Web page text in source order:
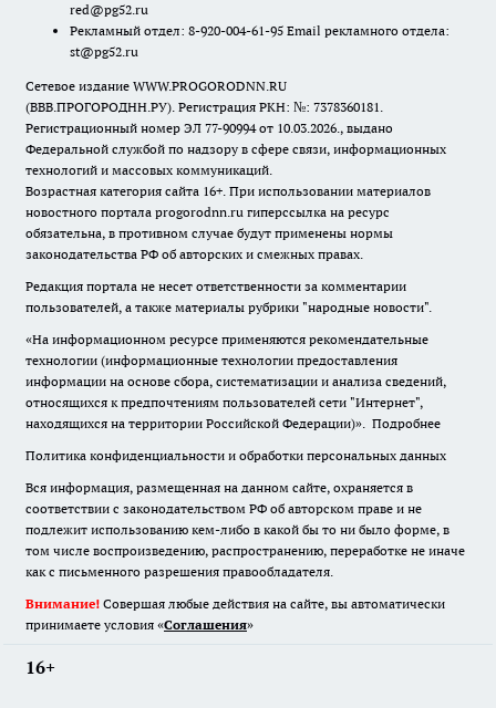
red@pg52.ru
Рекламный отдел: 8-920-004-61-95 Email рекламного отдела:
st@pg52.ru
Сетевое издание WWW.PROGORODNN.RU
(ВВВ.ПРОГОРОДНН.РУ). Регистрация РКН: №: 7378360181.
Регистрационный номер ЭЛ 77-90994 от 10.03.2026., выдано
Федеральной службой по надзору в сфере связи, информационных
технологий и массовых коммуникаций.
Возрастная категория сайта 16+. При использовании материалов
новостного портала progorodnn.ru гиперссылка на ресурс
обязательна, в противном случае будут применены нормы
законодательства РФ об авторских и смежных правах.
Редакция портала не несет ответственности за комментарии
пользователей, а также материалы рубрики "народные новости".
«На информационном ресурсе применяются рекомендательные
технологии (информационные технологии предоставления
информации на основе сбора, систематизации и анализа сведений,
относящихся к предпочтениям пользователей сети "Интернет",
находящихся на территории Российской Федерации)». Подробнее
Политика конфиденциальности и обработки персональных данных
Вся информация, размещенная на данном сайте, охраняется в
соответствии с законодательством РФ об авторском праве и не
подлежит использованию кем-либо в какой бы то ни было форме, в
том числе воспроизведению, распространению, переработке не иначе
как с письменного разрешения правообладателя.
Внимание! Совершая любые действия на сайте, вы автоматически
принимаете условия «Cоглашения»
16+